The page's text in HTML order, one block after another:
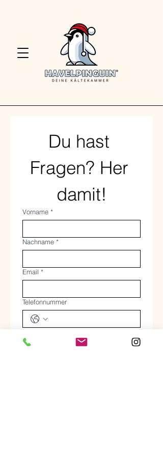
Du hast
Fragen? Her
damit!
Vorname *
Nachname *
Email *
Telefonnummer